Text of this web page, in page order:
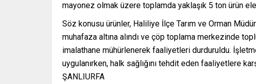
mayonez olmak üzere toplamda yaklaşık 5 ton ürün
Söz konusu ürünler, Haliliye İlçe Tarım ve Orman
muhafaza altına alındı ve çöp toplama merkezinde
imalathane mühürlenerek faaliyetleri durduruldu.
uygulanırken, halk sağlığını tehdit eden faaliyetlere
ŞANLIURFA